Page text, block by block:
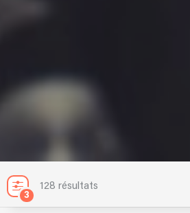
3
128 résultats